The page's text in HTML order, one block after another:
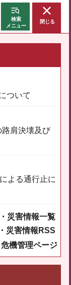
検索
メニュー
閉じる
ついて
肩決壊及び
よる通行止に
災害情報一覧
災害情報RSS
危機管理ページ